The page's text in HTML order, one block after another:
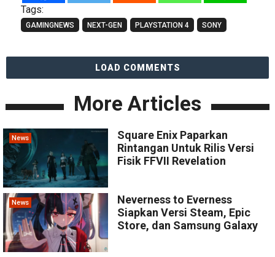
Tags:
GAMINGNEWS NEXT-GEN PLAYSTATION 4 SONY
LOAD COMMENTS
More Articles
News
Square Enix Paparkan
Rintangan Untuk Rilis Versi
Fisik FFVII Revelation
News
Neverness to Everness
Siapkan Versi Steam, Epic
Store, dan Samsung Galaxy